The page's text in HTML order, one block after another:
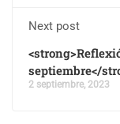
Next post
septiembre</
2 septiembre, 2023